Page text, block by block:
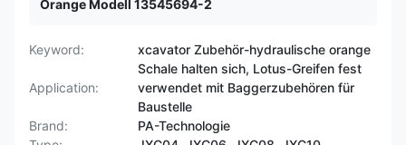
Orange Modell 13545694-2
Keyword:
xcavator Zubehör-hydraulische orange
Schale halten sich, Lotus-Greifen fest
Application:
verwendet mit Baggerzubehören für
Baustelle
Brand:
PA-Technologie